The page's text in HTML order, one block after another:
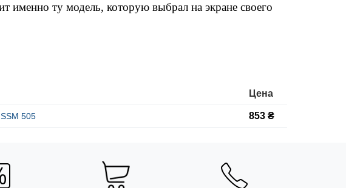
именно ту модель, которую выбрал на экране своего
Цена
505 853 ₴